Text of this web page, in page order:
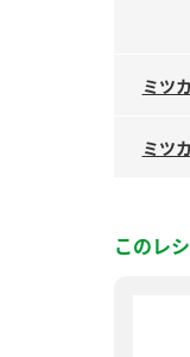
ミツ
ミツ
このレ